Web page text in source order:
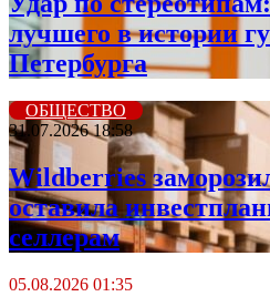
лучшего в истории
Петербурга
ОБЩЕСТВО
31.07.2026 18:58
Wildberriеs
оставила
селлерам
05.08.2026 01:35